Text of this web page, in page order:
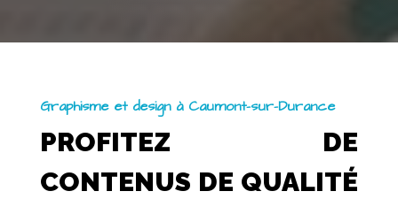
Graphisme et design à Caumont-sur-Durance
PROFITEZ DE
CONTENUS DE QUALITÉ